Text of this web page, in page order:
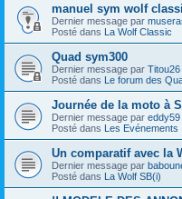
manuel sym wolf
Dernier message par
Posté dans La Wolf Classic
Quad sym300
Dernier message par Titou26
Posté dans Le forum des
Journée de la moto à
Dernier message par eddy59
Posté dans Les Evénements
Un comparatif avec la
Dernier message par
Posté dans La Wolf SB(i)